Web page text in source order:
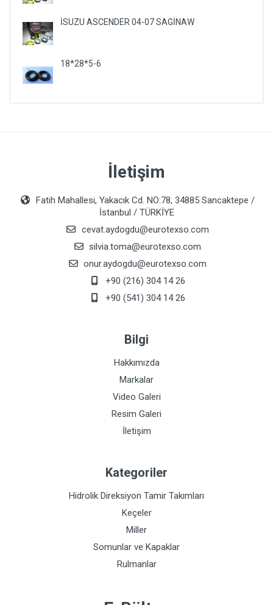
İSUZU ASCENDER 04-07 SAGİNAW
18*28*5-6
İletişim
Fatih Mahallesi, Yakacık Cd. NO:78, 34885 Sancaktepe /
İstanbul / TÜRKİYE
cevat.aydogdu@eurotexso.com
silvia.toma@eurotexso.com
onur.aydogdu@eurotexso.com
+90 (216) 304 14 26
+90 (541) 304 14 26
Bilgi
Hakkımızda
Markalar
Video Galeri
Resim Galeri
İletişim
Kategoriler
Hidrolik Direksiyon Tamir Takımları
Keçeler
Miller
Somunlar ve Kapaklar
Rulmanlar